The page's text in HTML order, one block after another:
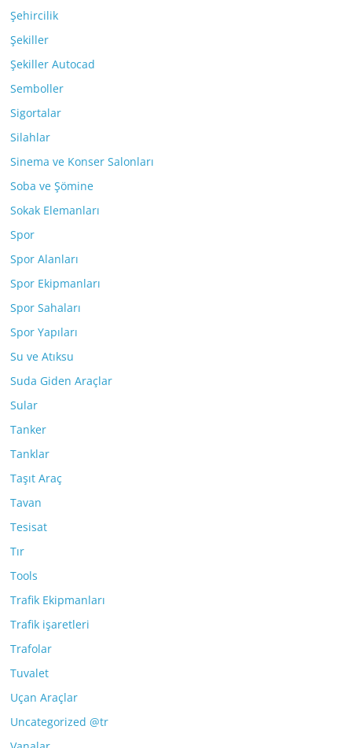
Şehircilik
Şekiller
Şekiller Autocad
Semboller
Sigortalar
Silahlar
Sinema ve Konser Salonları
Soba ve Şömine
Sokak Elemanları
Spor
Spor Alanları
Spor Ekipmanları
Spor Sahaları
Spor Yapıları
Su ve Atıksu
Suda Giden Araçlar
Sular
Tanker
Tanklar
Taşıt Araç
Tavan
Tesisat
Tır
Tools
Trafik Ekipmanları
Trafik işaretleri
Trafolar
Tuvalet
Uçan Araçlar
Uncategorized @tr